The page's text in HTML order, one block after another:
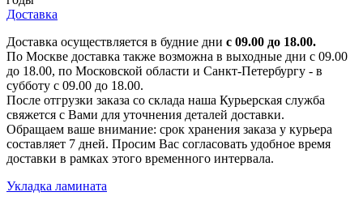
Доставка
Доставка осуществляется в будние дни с 09.00 до 18.00.
По Москве доставка также возможна в выходные дни с 09.00
до 18.00, по Московской области и Санкт-Петербургу - в
субботу с 09.00 до 18.00.
После отгрузки заказа со склада наша Курьерская служба
свяжется с Вами для уточнения деталей доставки.
Обращаем ваше внимание: срок хранения заказа у курьера
составляет 7 дней. Просим Вас согласовать удобное время
доставки в рамках этого временного интервала.
Укладка ламината